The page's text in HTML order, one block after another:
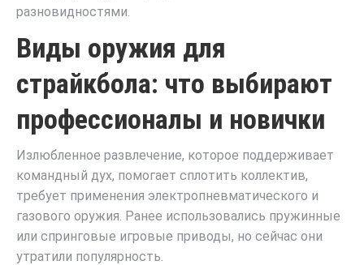
разновидностями.
Виды оружия для
страйкбола: что выбирают
профессионалы и новички
Излюбленное развлечение, которое поддерживает
командный дух, помогает сплотить коллектив,
требует применения электропневматического и
газового оружия. Ранее использовались пружинные
или спринговые игровые приводы, но сейчас они
утратили популярность.